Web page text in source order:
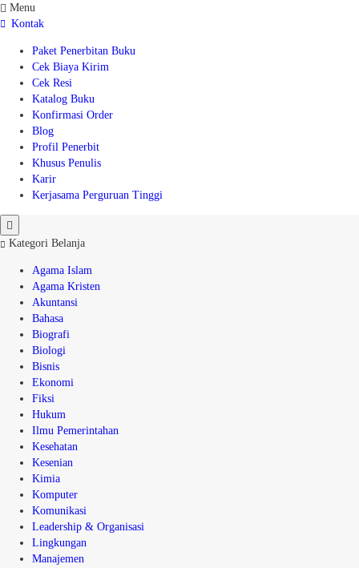
Menu
Kontak
Paket Penerbitan Buku
Cek Biaya Kirim
Cek Resi
Katalog Buku
Konfirmasi Order
Blog
Profil Penerbit
Khusus Penulis
Karir
Kerjasama Perguruan Tinggi
Kategori Belanja
Agama Islam
Agama Kristen
Akuntansi
Bahasa
Biografi
Biologi
Bisnis
Ekonomi
Fiksi
Hukum
Ilmu Pemerintahan
Kesehatan
Kesenian
Kimia
Komputer
Komunikasi
Leadership & Organisasi
Lingkungan
Manajemen